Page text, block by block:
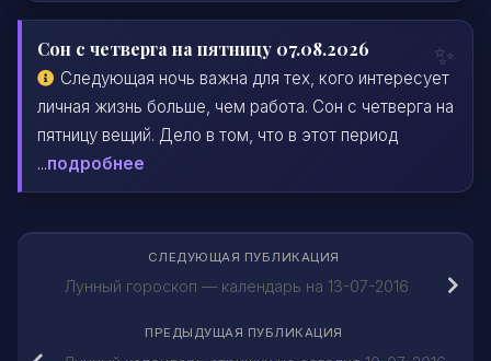
Сон с четверга на пятницу 07.08.2026
Следующая ночь важна для тех, кого интересует
личная жизнь больше, чем работа. Сон с четверга на
пятницу вещий. Дело в том, что в этот период
...подробнее
СЛЕДУЮЩАЯ ПУБЛИКАЦИЯ
Лунный гороскоп — календарь на 13-07-2016
ПРЕДЫДУЩАЯ ПУБЛИКАЦИЯ